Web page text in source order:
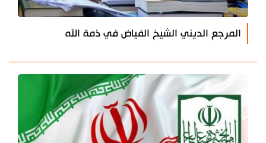
المرجع الديني الشيخ الفياض في ذمة الله